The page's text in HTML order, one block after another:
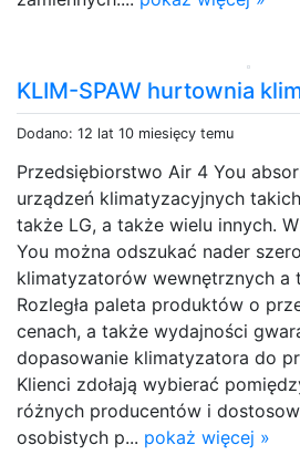
KLIM-SPAW hurtownia
Dodano: 12 lat 10 miesięcy temu
Przedsiębiorstwo Air 4 You
urządzeń klimatyzacyjnych
także LG, a także wielu innych.
You można odszukać nader
klimatyzatorów wewnętrznych a
Rozległa paleta produktów o
cenach, a także wydajności
dopasowanie klimatyzatora do
Klienci zdołają wybierać
różnych producentów i
osobistych p... pokaż więcej »